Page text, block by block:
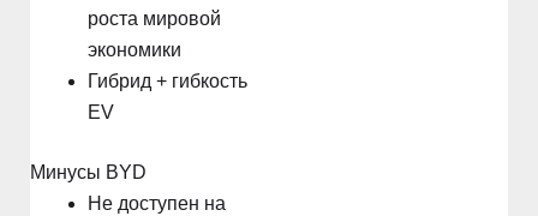
роста мировой
экономики
Гибрид + гибкость
EV
Минусы BYD
Не доступен на